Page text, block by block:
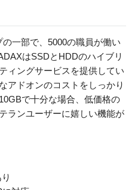
一部で、5000の職員が働い
はSSDとHDDのハイブリ
ィングサービスを提供してい
アドオンのコストをしっかり
で十分な場合、低価格の
ランユーザーに嬉しい機能が